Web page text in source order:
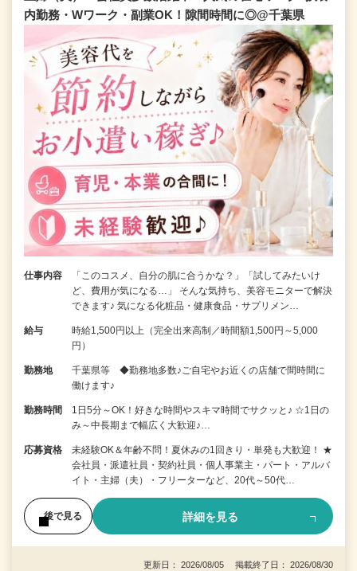
内勤務・Wワーク・副業OK！隙間時間に◎@千葉県
仕事内容
「このコスメ、自分の肌に合うかな？」「試してみたいけ
ど、費用が気になる…」 そんな気持ち、美容モニターで解決
できます♪ 気になる化粧品・健康食品・サプリメン…
給与
時給1,500円以上（完全出来高制／時間額1,500円～5,000
円）
勤務地
千葉県等 ◆勤務地多数♪ご自宅やお近くの店舗で間時間に
働けます♪
勤務時間
1日5分～OK！好きな時間やスキマ時間でサクッと♪ ☆1日の
み～中長期まで幅広く大歓迎♪…
応募資格
未経験OK＆年齢不問！夏休みの1回きり・単発も大歓迎！ ★
会社員・派遣社員・契約社員・個人事業主・パート・アルバ
イト・主婦（夫）・フリーターなど、20代～50代…
後で見る 詳細を見る
更新日： 2026/08/05 掲載終了日： 2026/08/30